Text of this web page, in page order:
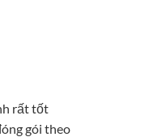
rất tốt
gói theo